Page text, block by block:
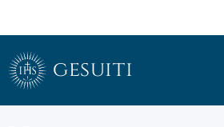
contenuto
principale
gesuiti